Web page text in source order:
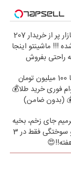
بازار پر از خریدار 207
!!! ماشینتو اینجا
راحتی بفروش
تا 100 میلیون تومان
فوری خرید طلا💰
(بدون ضامن)
جای زخم، بخیه
و سوختگی فقط در 3